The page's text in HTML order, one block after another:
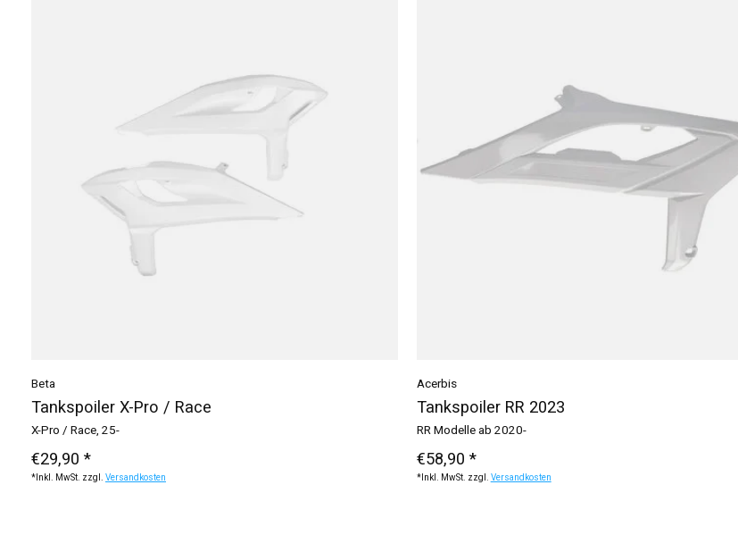
Beta
Tankspoiler X-Pro / Race
X-Pro / Race, 25-
€29,90 *
*Inkl. MwSt. zzgl. Versandkosten
Acerbis
Tankspoiler RR 2023
RR Modelle ab 2020-
€58,90 *
*Inkl. MwSt. zzgl. Versandkosten